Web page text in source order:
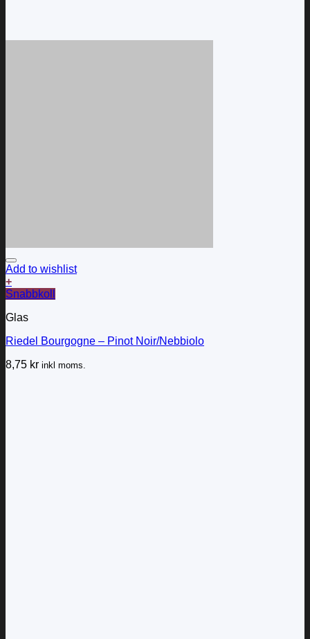
Add to wishlist
+
Snabbkoll
Glas
Riedel Bourgogne – Pinot Noir/Nebbiolo
8,75 kr inkl moms.